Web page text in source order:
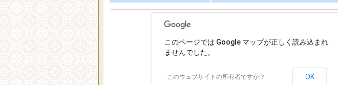
このページでは Google マップが正しく読み込まれ
ませんでした。
このウェブサイトの所有者ですか？ OK